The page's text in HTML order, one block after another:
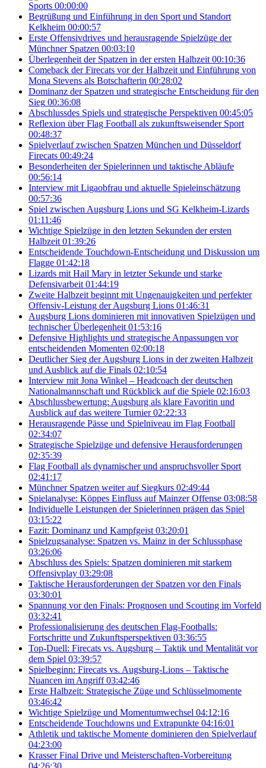
Sports 00:00:00
Begrüßung und Einführung in den Sport und Standort
Kelkheim 00:00:57
Erste Offensivdrives und herausragende Spielzüge der
Münchner Spatzen 00:03:10
Überlegenheit der Spatzen in der ersten Halbzeit 00:10:36
Comeback der Firecats vor der Halbzeit und Einführung von
Mona Stevens als Botschafterin 00:28:02
Dominanz der Spatzen und strategische Entscheidung für den
Sieg 00:36:08
Abschlussdes Spiels und strategische Perspektiven 00:45:05
Reflexion über Flag Football als zukunftsweisender Sport
00:48:37
Spielverlauf zwischen Spatzen München und Düsseldorf
Firecats 00:49:24
Besonderheiten der Spielerinnen und taktische Abläufe
00:56:14
Interview mit Ligaobfrau und aktuelle Spieleinschätzung
00:57:36
Spiel zwischen Augsburg Lions und SG Kelkheim-Lizards
01:11:46
Wichtige Spielzüge in den letzten Sekunden der ersten
Halbzeit 01:39:26
Entscheidende Touchdown-Entscheidung und Diskussion um
Flagge 01:42:18
Lizards mit Hail Mary in letzter Sekunde und starke
Defensivarbeit 01:44:19
Zweite Halbzeit beginnt mit Ungenauigkeiten und perfekter
Offensiv-Leistung der Augsburg Lions 01:46:31
Augsburg Lions dominieren mit innovativen Spielzügen und
technischer Überlegenheit 01:53:16
Defensive Highlights und strategische Anpassungen vor
entscheidenden Momenten 02:00:18
Deutlicher Sieg der Augsburg Lions in der zweiten Halbzeit
und Ausblick auf die Finals 02:10:54
Interview mit Jona Winkel – Headcoach der deutschen
Nationalmannschaft und Rückblick auf die Spiele 02:16:03
Abschlussbewertung: Augsburg als klare Favoritin und
Ausblick auf das weitere Turnier 02:22:33
Herausragende Pässe und Spielniveau im Flag Football
02:34:07
Strategische Spielzüge und defensive Herausforderungen
02:35:39
Flag Football als dynamischer und anspruchsvoller Sport
02:41:17
Münchner Spatzen weiter auf Siegkurs 02:49:44
Spielanalyse: Köppes Einfluss auf Mainzer Offense 03:08:58
Individuelle Leistungen der Spielerinnen prägen das Spiel
03:15:22
Fazit: Dominanz und Kampfgeist 03:20:01
Spielzugsanalyse: Spatzen vs. Mainz in der Schlussphase
03:26:06
Abschluss des Spiels: Spatzen dominieren mit starkem
Offensivplay 03:29:08
Taktische Herausforderungen der Spatzen vor den Finals
03:30:01
Spannung vor den Finals: Prognosen und Scouting im Vorfeld
03:32:41
Professionalisierung des deutschen Flag-Footballs:
Fortschritte und Zukunftsperspektiven 03:36:55
Top-Duell: Firecats vs. Augsburg – Taktik und Mentalität vor
dem Spiel 03:39:57
Spielbeginn: Firecats vs. Augsburg-Lions – Taktische
Nuancen im Angriff 03:42:46
Erste Halbzeit: Strategische Züge und Schlüsselmomente
03:46:42
Wichtige Spielzüge und Momentumwechsel 04:12:16
Entscheidende Touchdowns und Extrapunkte 04:16:01
Athletik und taktische Momente dominieren den Spielverlauf
04:23:00
Krasser Final Drive und Meisterschaften-Vorbereitung